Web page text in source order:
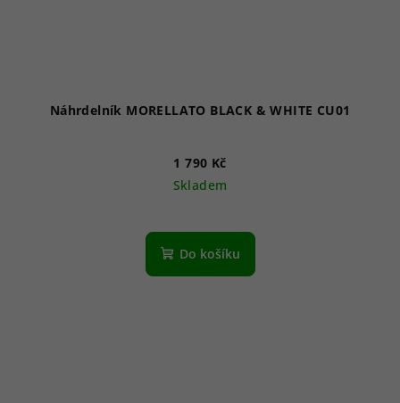
Náhrdelník MORELLATO BLACK & WHITE CU01
1 790 Kč
Skladem
Do košíku